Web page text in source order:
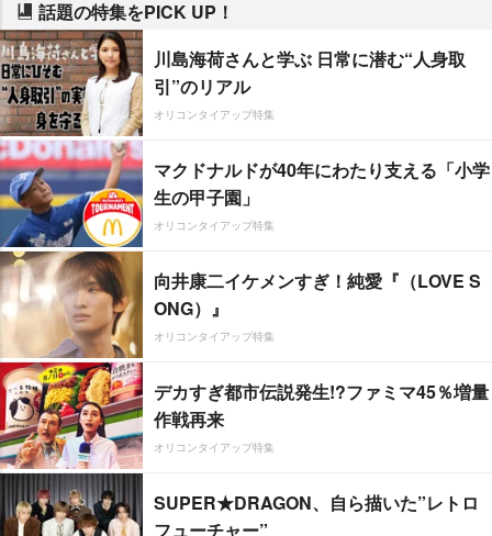
話題の特集をPICK UP！
川島海荷さんと学ぶ 日常に潜む“人身取
引”のリアル
オリコンタイアップ特集
マクドナルドが40年にわたり支える「小学
生の甲子園」
オリコンタイアップ特集
向井康二イケメンすぎ！純愛『（LOVE S
ONG）』
オリコンタイアップ特集
デカすぎ都市伝説発生!?ファミマ45％増量
作戦再来
オリコンタイアップ特集
SUPER★DRAGON、自ら描いた”レトロ
フューチャー”